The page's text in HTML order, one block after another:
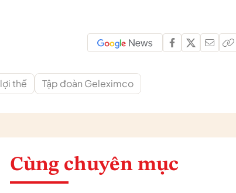
lợi thế Tập đoàn Geleximco
Cùng chuyên mục